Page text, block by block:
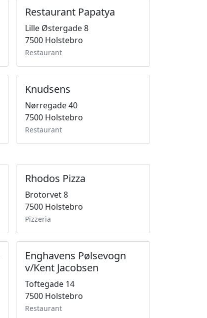
Restaurant Papatya
Lille Østergade 8
7500 Holstebro
Restaurant
Knudsens
Nørregade 40
7500 Holstebro
Restaurant
Rhodos Pizza
Brotorvet 8
7500 Holstebro
Pizzeria
Enghavens Pølsevogn
v/Kent Jacobsen
Toftegade 14
7500 Holstebro
Restaurant